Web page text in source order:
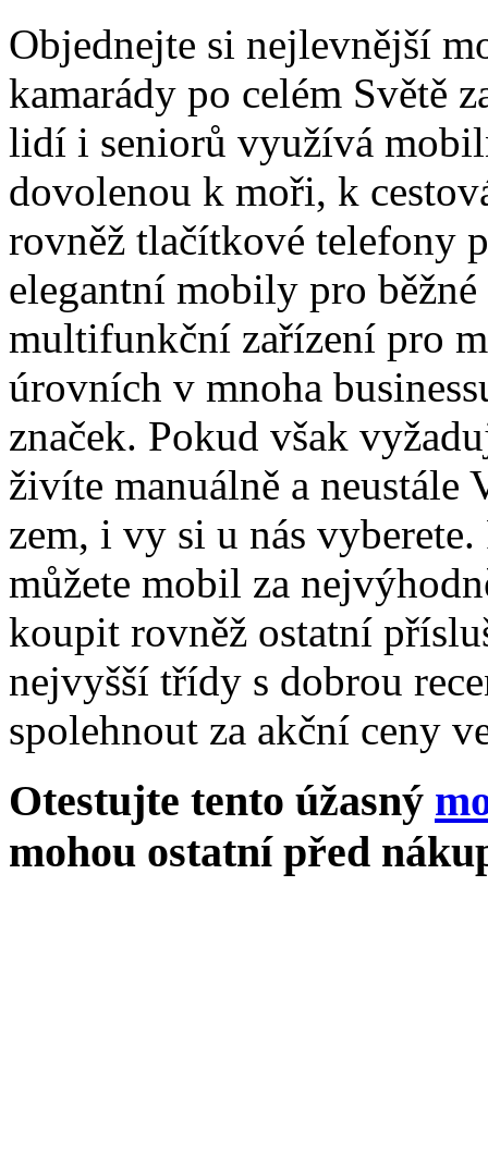
Objednejte si nejlevnější
kamarády po celém Světě
lidí i seniorů využívá
dovolenou k moři, k
rovněž tlačítkové telefony
elegantní mobily pro
multifunkční zařízení pro
úrovních v mnoha
značek. Pokud však
živíte manuálně a neustále
zem, i vy si u nás
můžete mobil za
koupit rovněž ostatní
nejvyšší třídy s dobrou
spolehnout za akční ceny
Otestujte tento úžasný
mohou ostatní před